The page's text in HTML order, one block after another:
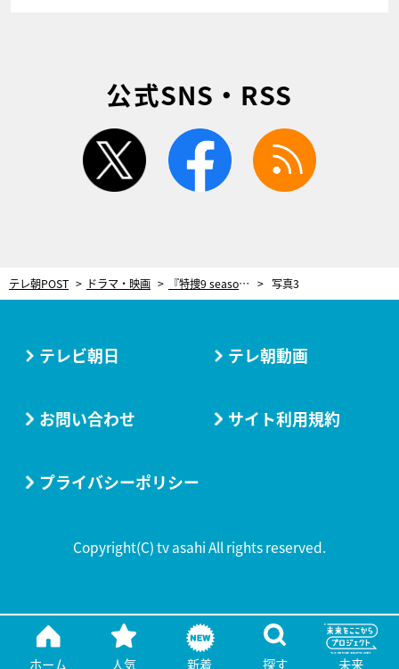
公式SNS・RSS
twitter facebook
テレ朝POST ドラマ・映画 『特捜9 season4』個性派刑事たちが集結＆全力疾走！あの“因縁の男”が立ちはだかる 写真3
ホーム 人気 新着 探す 未来
テレビ朝日 テレ朝動画
お問い合わせ サイト利用規約
プライバシーポリシー
Copyright(C) tv asahi All rights reserved.